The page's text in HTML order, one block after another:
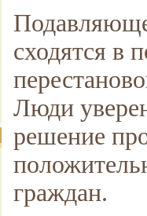
сходятся в
Люди
решение
граждан.